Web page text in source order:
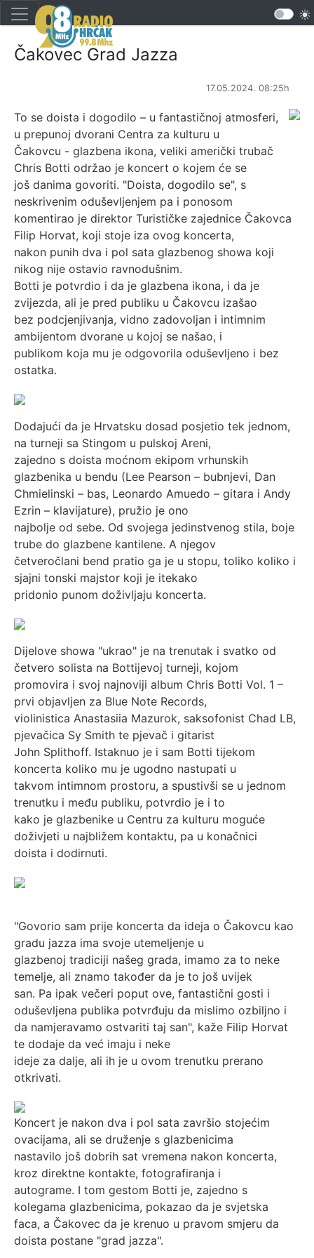
Čakovec Grad Jazza
17.05.2024. 08:25h
To se doista i dogodilo – u fantastičnoj atmosferi,
u prepunoj dvorani Centra za kulturu u
Čakovcu - glazbena ikona, veliki američki trubač
Chris Botti održao je koncert o kojem će se
još danima govoriti. "Doista, dogodilo se", s
neskrivenim oduševljenjem pa i ponosom
komentirao je direktor Turističke zajednice Čakovca
Filip Horvat, koji stoje iza ovog koncerta,
nakon punih dva i pol sata glazbenog showa koji
nikog nije ostavio ravnodušnim.
Botti je potvrdio i da je glazbena ikona, i da je
zvijezda, ali je pred publiku u Čakovcu izašao
bez podcjenjivanja, vidno zadovoljan i intimnim
ambijentom dvorane u kojoj se našao, i
publikom koja mu je odgovorila oduševljeno i bez
ostatka.
Dodajući da je Hrvatsku dosad posjetio tek jednom,
na turneji sa Stingom u pulskoj Areni,
zajedno s doista moćnom ekipom vrhunskih
glazbenika u bendu (Lee Pearson – bubnjevi, Dan
Chmielinski – bas, Leonardo Amuedo – gitara i Andy
Ezrin – klavijature), pružio je ono
najbolje od sebe. Od svojega jedinstvenog stila, boje
trube do glazbene kantilene. A njegov
četveročlani bend pratio ga je u stopu, toliko koliko i
sjajni tonski majstor koji je itekako
pridonio punom doživljaju koncerta.
Dijelove showa "ukrao" je na trenutak i svatko od
četvero solista na Bottijevoj turneji, kojom
promovira i svoj najnoviji album Chris Botti Vol. 1 –
prvi objavljen za Blue Note Records,
violinistica Anastasiia Mazurok, saksofonist Chad LB,
pjevačica Sy Smith te pjevač i gitarist
John Splithoff. Istaknuo je i sam Botti tijekom
koncerta koliko mu je ugodno nastupati u
takvom intimnom prostoru, a spustivši se u jednom
trenutku i među publiku, potvrdio je i to
kako je glazbenike u Centru za kulturu moguće
doživjeti u najbližem kontaktu, pa u konačnici
doista i dodirnuti.
"Govorio sam prije koncerta da ideja o Čakovcu kao
gradu jazza ima svoje utemeljenje u
glazbenoj tradiciji našeg grada, imamo za to neke
temelje, ali znamo također da je to još uvijek
san. Pa ipak večeri poput ove, fantastični gosti i
oduševljena publika potvrđuju da mislimo ozbiljno i
da namjeravamo ostvariti taj san", kaže Filip Horvat
te dodaje da već imaju i neke
ideje za dalje, ali ih je u ovom trenutku prerano
otkrivati.
Koncert je nakon dva i pol sata završio stojećim
ovacijama, ali se druženje s glazbenicima
nastavilo još dobrih sat vremena nakon koncerta,
kroz direktne kontakte, fotografiranja i
autograme. I tom gestom Botti je, zajedno s
kolegama glazbenicima, pokazao da je svjetska
faca, a Čakovec da je krenuo u pravom smjeru da
doista postane "grad jazza".